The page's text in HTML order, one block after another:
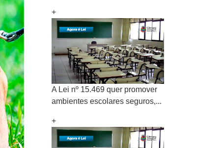
+
A Lei nº 15.469 quer promover
ambientes escolares seguros,...
+